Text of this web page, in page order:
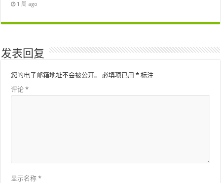
1 周 ago
发表回复
您的电子邮箱地址不会被公开。 必填项已用* 标注
评论*
显示名称*